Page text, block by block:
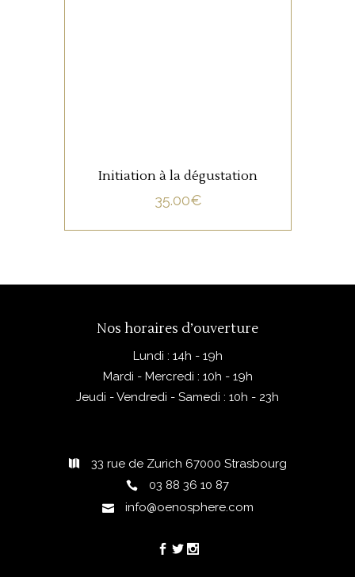
Initiation à la dégustation
35.00€
Nos horaires d’ouverture
Lundi : 14h - 19h
Mardi - Mercredi : 10h - 19h
Jeudi - Vendredi - Samedi : 10h - 23h
33 rue de Zurich 67000 Strasbourg
03 88 36 10 87
info@oenosphere.com